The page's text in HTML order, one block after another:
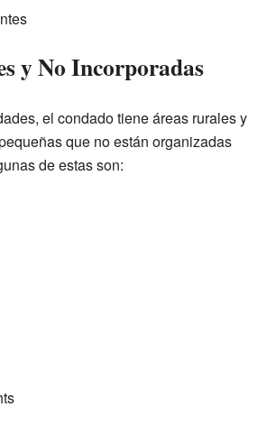
y No Incorporadas
el condado tiene áreas rurales y
que no están organizadas
de estas son: